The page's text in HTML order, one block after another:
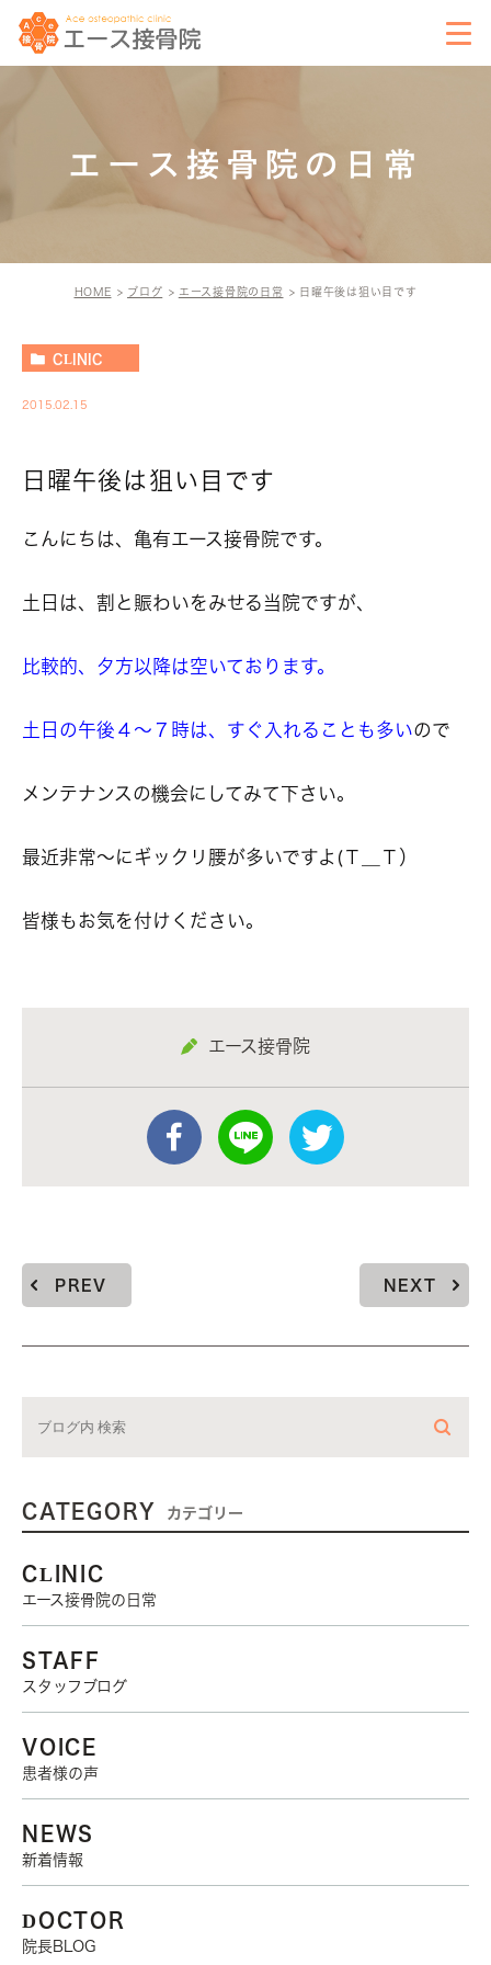
エース接骨院の日常
HOME ブログ エース接骨院の日常 日曜午後は狙い目です
CLINIC
2015.02.15
日曜午後は狙い目です
こんにちは、亀有エース接骨院です。
土日は、割と賑わいをみせる当院ですが、
比較的、夕方以降は空いております。
土日の午後４～７時は、すぐ入れることも多いので
メンテナンスの機会にしてみて下さい。
最近非常～にギックリ腰が多いですよ(Ｔ＿Ｔ）
皆様もお気を付けください。
エース接骨院
PREV NEXT
CATEGORY カテゴリー
CLINIC
エース接骨院の日常
STAFF
スタッフブログ
VOICE
患者様の声
NEWS
新着情報
DOCTOR
院長BLOG